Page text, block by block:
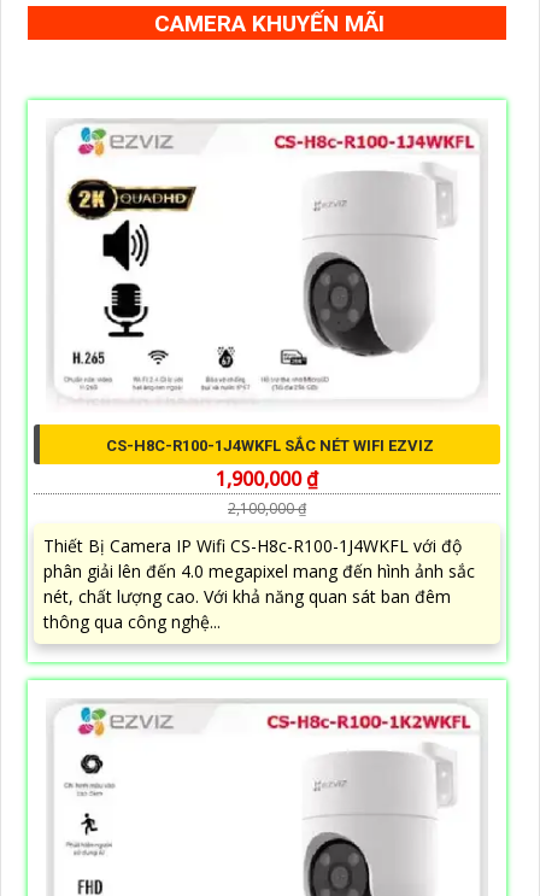
CAMERA KHUYẾN MÃI
CS-H8C-R100-1J4WKFL SẮC NÉT WIFI EZVIZ
1,900,000 ₫
2,100,000 ₫
Thiết Bị Camera IP Wifi CS-H8c-R100-1J4WKFL với độ
phân giải lên đến 4.0 megapixel mang đến hình ảnh sắc
nét, chất lượng cao. Với khả năng quan sát ban đêm
thông qua công nghệ...